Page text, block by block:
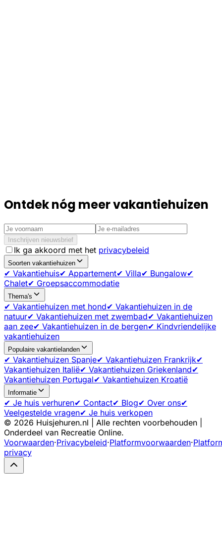
Ontdek nóg meer vakantiehuizen
Inschrijven nieuwsbrief
Ik ga akkoord met het privacybeleid
Soorten vakantiehuizen
✔ Vakantiehuis✔ Appartement✔ Villa✔ Bungalow✔
Chalet✔ Groepsaccommodatie
Thema's
✔ Vakantiehuizen met hond✔ Vakantiehuizen in de
natuur✔ Vakantiehuizen met zwembad✔ Vakantiehuizen
aan zee✔ Vakantiehuizen in de bergen✔ Kindvriendelijke
vakantiehuizen
Populaire vakantielanden
✔ Vakantiehuizen Spanje✔ Vakantiehuizen Frankrijk✔
Vakantiehuizen Italië✔ Vakantiehuizen Griekenland✔
Vakantiehuizen Portugal✔ Vakantiehuizen Kroatië
Informatie
✔ Je huis verhuren✔ Contact✔ Blog✔ Over ons✔
Veelgestelde vragen✔ Je huis verkopen
© 2026 Huisjehuren.nl | Alle rechten voorbehouden |
Onderdeel van Recreatie Online.
Voorwaarden·Privacybeleid·Platformvoorwaarden·
privacy